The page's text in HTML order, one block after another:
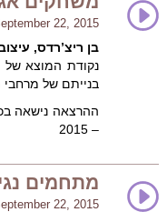
22, 2015
בן ריצ’רדס,
נקודת המוצא של
בנייתם של מרחבי
ההרצאה נישאה
– 2015
מתחמים
22, 2015